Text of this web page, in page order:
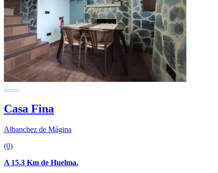
Casa Fina
Albanchez de Mágina
(0)
A 15.3 Km de Huelma.